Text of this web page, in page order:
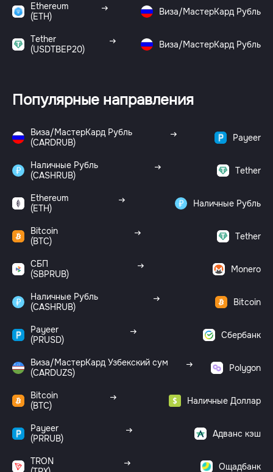
Ethereum
(ETH)
Виза/МастерКард Рубль
Tether
(USDTBEP20)
Виза/МастерКард Рубль
Популярные направления
Виза/МастерКард Рубль
(CARDRUB)
Payeer
Наличные Рубль
(CASHRUB)
Tether
Ethereum
(ETH)
Наличные Рубль
Bitcoin
(BTC)
Tether
СБП
(SBPRUB)
Monero
Наличные Рубль
(CASHRUB)
Bitcoin
Payeer
(PRUSD)
Сбербанк
Виза/МастерКард Узбекский сум
(CARDUZS)
Polygon
Bitcoin
(BTC)
Наличные Доллар
Payeer
(PRRUB)
Адванс кэш
TRON
Ощадбанк